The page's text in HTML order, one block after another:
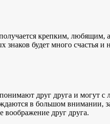
крепким,
будет много счастья
друг друга и могут с
в большом внимании,
друг друга.